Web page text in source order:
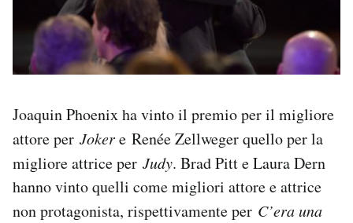
Joaquin Phoenix ha vinto il premio per il migliore
attore per Jokere Renée Zellweger quello per la
migliore attrice per Judy. Brad Pitt e Laura Dern
hanno vinto quelli come migliori attore e attrice
non protagonista, rispettivamente per C’era una